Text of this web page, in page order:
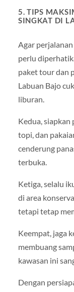
5. TIPS
SINGKAT DI
Agar
perlu
paket tour dan
Labuan Bajo
liburan.
Kedua,
topi, dan
cenderung
terbuka.
Ketiga, selalu
di area
tetapi tetap
Keempat, jaga
membuang
kawasan ini
Dengan